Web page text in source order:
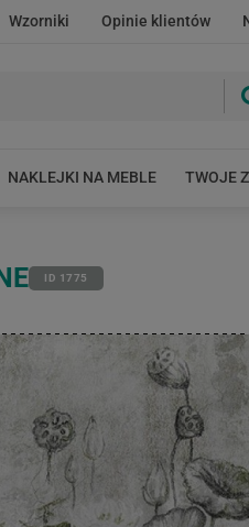
Wzorniki Opinie klientów
NAKLEJKI NA MEBLE TWOJE
ID 1775